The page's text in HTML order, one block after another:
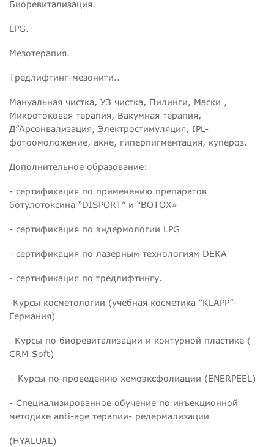
Биоревитализация.
LPG.
Мезотерапия.
Тредлифтинг-мезонити..
Мануальная чистка, УЗ чистка, Пилинги, Маски ,
Микротоковая терапия, Вакумная терапия,
Д”Арсонвализация, Электростимуляция, IPL-
фотоомоложение, акне, гиперпигментация, купероз.
Дополнительное образование:
- сертификация по применению препаратов
ботулотоксина “DISPORT” и “BOTOX»
- сертификация по эндермологии LPG
- сертификация по лазерным технологиям DEKA
- сертификация по тредлифтингу.
-Курсы косметологии (учебная косметика “KLAPP”-
Германия)
–Курсы по биоревитализации и контурной пластике (
CRM Soft)
– Курсы по проведению хемоэксфолиации (ENERPEEL)
- Специализированное обучение по инъекционной
методике anti-age терапии- редермализации
(HYALUAL)